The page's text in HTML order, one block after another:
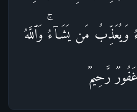
وَیُعَذِّبُ مَن یَشَاۤءُۚ وَٱللَّهُ
غَفُورࣱ رَّحِیمࣱ